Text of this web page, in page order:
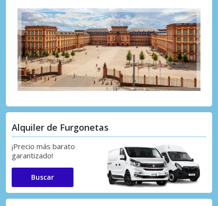
Alquiler de Furgonetas
¡Precio más barato
garantizado!
Buscar